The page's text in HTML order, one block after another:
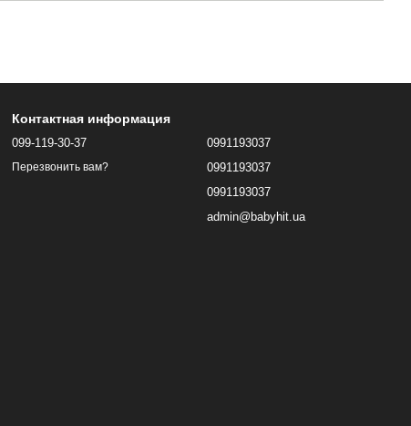
Контактная информация
099-119-30-37
Перезвонить вам?
0991193037
0991193037
0991193037
admin@babyhit.ua